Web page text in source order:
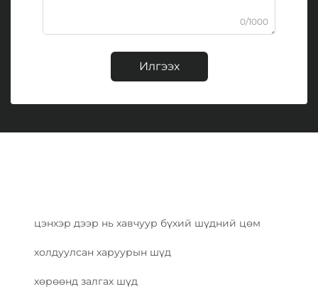
0/1000
Илгээх
цэнхэр дээр нь хавчуур бүхий шүдний цөм
холдуулсан харуурын шүд
хөрөөнд залгах шүд